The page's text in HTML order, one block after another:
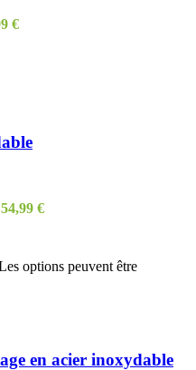
€
54,99 €
options peuvent être
en acier inoxydable